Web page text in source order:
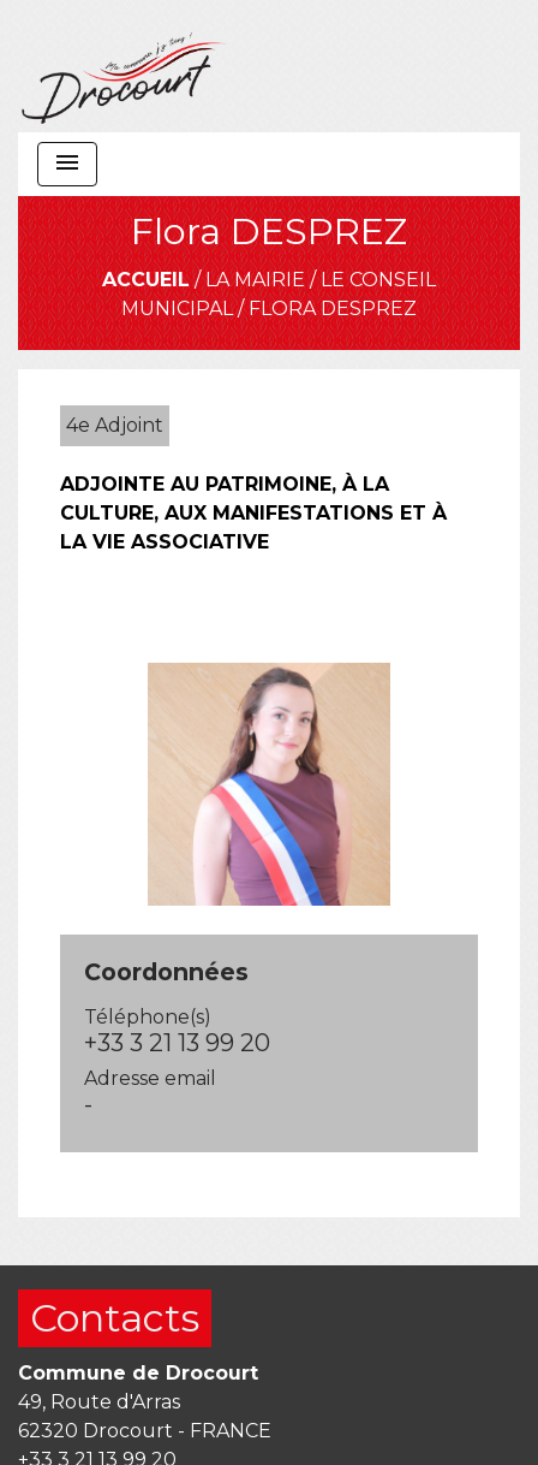
menu
Flora DESPREZ
ACCUEIL/LA MAIRIE/LE CONSEIL
MUNICIPAL/FLORA DESPREZ
4e Adjoint
ADJOINTE AU PATRIMOINE, À LA
CULTURE, AUX MANIFESTATIONS ET À
LA VIE ASSOCIATIVE
Coordonnées
Téléphone(s)
+33 3 21 13 99 20
Adresse email
-
Contacts
Commune de Drocourt
49, Route d'Arras
62320 Drocourt - FRANCE
+33 3 21 13 99 20